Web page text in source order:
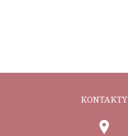
KONTAKTY